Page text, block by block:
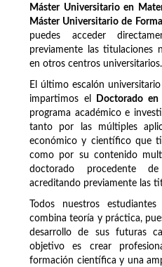
Máster Universitario en
Máster Universitario de
puedes acceder
previamente las titulaciones
en otros centros universitarios.
El último escalón
impartimos el
Doctorado en
programa académico e
tanto por las múltiples
económico y científico que
como por su contenido
doctorado procedente
acreditando previamente las
Todos nuestros
combina teoría y práctica,
desarrollo de sus futuras
objetivo es crear
formación científica y una